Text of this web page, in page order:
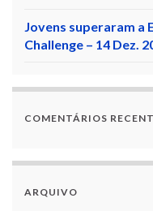
Jovens superaram a
Challenge – 14 Dez.
COMENTÁRIOS
ARQUIVO